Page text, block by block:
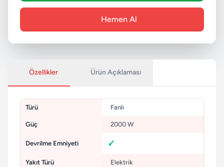
Hemen Al
Özellikler Ürün Açıklaması
Türü Fanlı
Güç 2000 W
Devrilme Emniyeti
Yakıt Türü Elektrik